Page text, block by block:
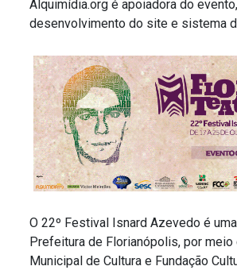
Alquimídia.org é apoiadora do
desenvolvimento do site e sistema
O 22º Festival Isnard Azevedo é
Prefeitura de Florianópolis, por meio
Municipal de Cultura e Fundação